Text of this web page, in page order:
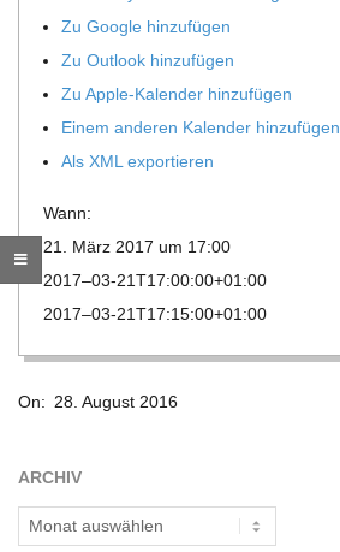
R
E
G
O
L
S
Zu Google hinzufügen
Zu Out­look hinzufügen
Zu Apple-Kalen­der hinzufügen
Einem ande­ren Kalen­der hinzufügen
Als XML exportieren
Wann:
21. März 2017 um 17:00
2017–03-21T17:00:00+01:00
2017–03-21T17:15:00+01:00
08-
On: 28. August 2016
ARCHIV
Archiv